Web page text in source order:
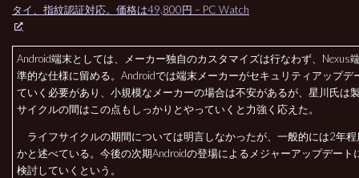
タイ、指紋認証対応。価格は49,800円 – PC Watch
Android端末としては、メーカー独自のカスタマイズは行なわず、Nexus
準的な仕様に留める。Androidでは端末メーカーがセキュリティアップデ
ていく必要があり、小規模なメーカーの場合は不安があるが、星川氏は
サイクルの間はこの点もしっかりとやっていくと力強く応えた。
ライフサイクルの期間については明言しなかったが、一般的には2年
かと述べている。今後の次期Androidの登場によるメジャーアップデート
検討していくという。